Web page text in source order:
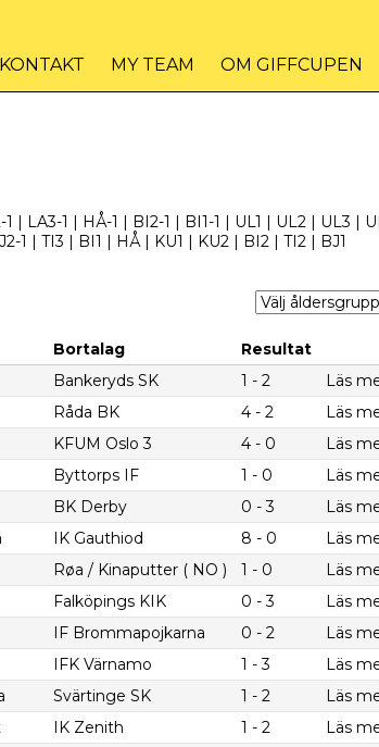
KONTAKT MY TEAM OM GIFFCUPEN
| LA3-1 | HÅ-1 | BI2-1 | BI1-1 | UL1 | UL2 | UL3 |
1 | TI3 | BI1 | HÅ| KU1 | KU2 | BI2 | TI2 | BJ1
Bortalag
Resultat
Bankeryds SK 1 - 2
Läs
Råda BK 4 - 2
Läs
KFUM Oslo 3 4 - 0
Läs
Byttorps IF 1 - 0
Läs
BK Derby 0 - 3
Läs
IK Gauthiod 8 - 0
Läs
Røa / Kinaputter ( NO ) 1 - 0
Läs
Falköpings KIK 0 - 3
Läs
IF Brommapojkarna 0 - 2
Läs
IFK Värnamo 1 - 3
Läs
Svärtinge SK 1 - 2
Läs
IK Zenith 1 - 2
Läs